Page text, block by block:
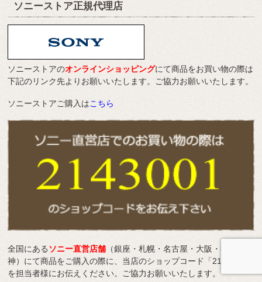
ソニーストア正規代理店
ソニーストアのオンラインショッピングにて商品をお買い物の際は
下記のリンク先よりお願いいたします。ご協力お願いいたします。
ソニーストアご購入はこちら
全国にあるソニー直営店舗 （銀座・札幌・名古屋・大阪・福岡天
神）にて商品をご購入の際に、当店のショップコード「2143001」
を担当者様にお伝えください。ご協力お願いいたします。